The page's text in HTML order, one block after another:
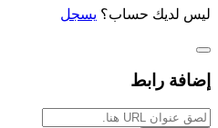
ليس لديك حساب؟ يسجل
إضافة رابط